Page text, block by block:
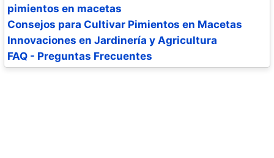
pimientos en macetas
Consejos para Cultivar Pimientos en Macetas
Innovaciones en Jardinería y Agricultura
FAQ - Preguntas Frecuentes